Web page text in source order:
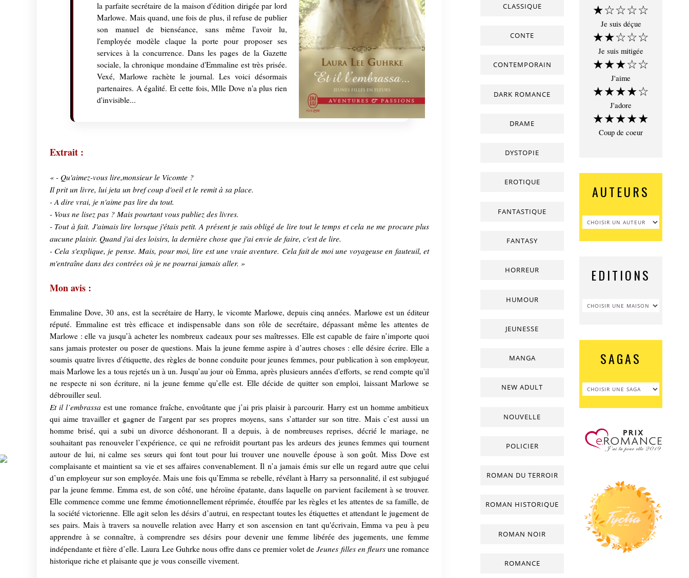
la parfaite secrétaire de la maison d'édition dirigée par lord
Marlowe. Mais quand, une fois de plus, il refuse de publier
son manuel de bienséance, sans même l'avoir lu,
l'employée modèle claque la porte pour proposer ses
services à la concurrence. Dans les pages de la Gazette
sociale, la chronique mondaine d'Emmaline est très prisée.
Vexé, Marlowe rachète le journal. Les voici désormais
partenaires. A égalité. Et cette fois, Mlle Dove n'a plus rien
d'invisible...
Extrait :
« - Qu'aimez-vous lire,monsieur le Vicomte ?
Il prit un livre, lui jeta un bref coup d'oeil et le remit à sa place.
- A dire vrai, je n'aime pas lire du tout.
- Vous ne lisez pas ? Mais pourtant vous publiez des livres.
- Tout à fait. J'aimais lire lorsque j'étais petit. A présent je suis obligé de lire tout le temps et cela ne me procure plus
aucune plaisir. Quand j'ai des loisirs, la dernière chose que j'ai envie de faire, c'est de lire.
- Cela s'explique, je pense. Mais, pour moi, lire est une vraie aventure. Cela fait de moi une voyageuse en fauteuil, et
m'entraîne dans des contrées où je ne pourrai jamais aller. »
Mon avis :
Emmaline Dove, 30 ans, est la secrétaire de Harry, le vicomte Marlowe, depuis cinq années. Marlowe est un éditeur
réputé. Emmaline est très efficace et indispensable dans son rôle de secrétaire, dépassant même les attentes de
Marlowe : elle va jusqu’à acheter les nombreux cadeaux pour ses maîtresses. Elle est capable de faire n’importe quoi
sans jamais protester ou poser de questions. Mais la jeune femme aspire à d’autres choses : elle désire écrire. Elle a
soumis quatre livres d'étiquette, des règles de bonne conduite pour jeunes femmes, pour publication à son employeur,
mais Marlowe les a tous rejetés un à un. Jusqu’au jour où Emma, après plusieurs années d'efforts, se rend compte qu'il
ne respecte ni son écriture, ni la jeune femme qu’elle est. Elle décide de quitter son emploi, laissant Marlowe se
débrouiller seul.
Et il l’embrassa est une romance fraîche, envoûtante que j’ai pris plaisir à parcourir. Harry est un homme ambitieux
qui aime travailler et gagner de l'argent par ses propres moyens, sans s’attarder sur son titre. Mais c’est aussi un
homme brisé, qui a subi un divorce déshonorant. Il a depuis, à de nombreuses reprises, décrié le mariage, ne
souhaitant pas renouveler l’expérience, ce qui ne refroidit pourtant pas les ardeurs des jeunes femmes qui tournent
autour de lui, ni calme ses sœurs qui font tout pour lui trouver une nouvelle épouse à son goût. Miss Dove est
complaisante et maintient sa vie et ses affaires convenablement. Il n’a jamais émis sur elle un regard autre que celui
d’un employeur sur son employée. Mais une fois qu’Emma se rebelle, révélant à Harry sa personnalité, il est subjugué
par la jeune femme. Emma est, de son côté, une héroïne épatante, dans laquelle on parvient facilement à se trouver.
Elle commence comme une femme émotionnellement réprimée, étouffée par les règles et les attentes de sa famille, de
la société victorienne. Elle agit selon les désirs d’autrui, en respectant toutes les étiquettes et attendant le jugement de
ses pairs. Mais à travers sa nouvelle relation avec Harry et son ascension en tant qu'écrivain, Emma va peu à peu
apprendre à se connaître, à comprendre ses désirs pour devenir une femme libérée des jugements, une femme
indépendante et fière d’elle. Laura Lee Guhrke nous offre dans ce premier volet deJeunes filles en fleurs une romance
historique riche et plaisante que je vous conseille vivement.
CLASSIQUE
CONTE
CONTEMPORAIN
DARK ROMANCE
DRAME
DYSTOPIE
EROTIQUE
FANTASTIQUE
FANTASY
HORREUR
HUMOUR
JEUNESSE
MANGA
NEW ADULT
NOUVELLE
POLICIER
ROMAN DU TERROIR
ROMAN HISTORIQUE
ROMAN NOIR
ROMANCE
★☆☆☆☆
Je suis déçue
★★☆☆☆
Je suis mitigée
★★★☆☆
J'aime
★★★★☆
J'adore
★★★★★
Coup de coeur
AUTEURS
EDITIONS
SAGAS